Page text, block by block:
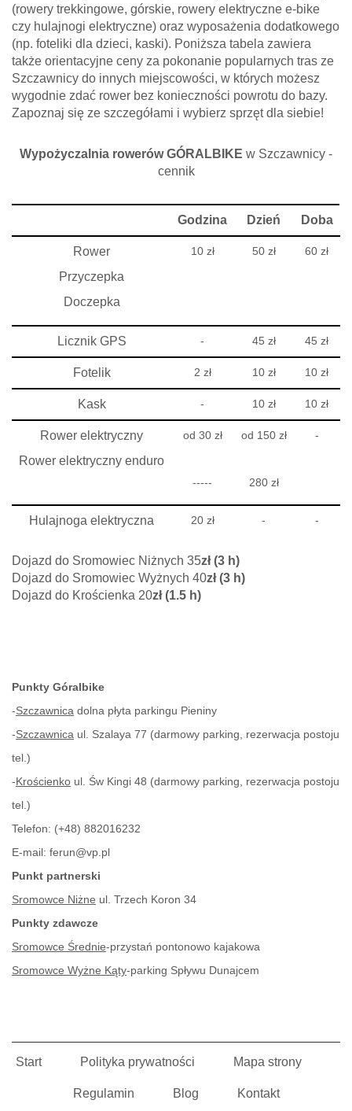
(rowery trekkingowe, górskie, rowery elektryczne e-bike
czy hulajnogi elektryczne) oraz wyposażenia dodatkowego
(np. foteliki dla dzieci, kaski). Poniższa tabela zawiera
także orientacyjne ceny za pokonanie popularnych tras ze
Szczawnicy do innych miejscowości, w których możesz
wygodnie zdać rower bez konieczności powrotu do bazy.
Zapoznaj się ze szczegółami i wybierz sprzęt dla siebie!
Wypożyczalnia rowerów GÓRALBIKE w Szczawnicy -
cennik
Godzina Dzień Doba
Rower
Przyczepka
Doczepka
10 zł 50 zł 60 zł
Licznik GPS - 45 zł 45 zł
Fotelik 2 zł 10 zł 10 zł
Kask - 10 zł 10 zł
Rower elektryczny
Rower elektryczny enduro
od 30 zł
-----
od 150 zł
280 zł
-
Hulajnoga elektryczna 20 zł - -
Dojazd do Sromowiec Niżnych 35zł (3 h)
Dojazd do Sromowiec Wyżnych 40zł (3 h)
Dojazd do Krościenka 20zł (1.5 h)
Punkty Góralbike
-Szczawnica dolna płyta parkingu Pieniny
-Szczawnica ul. Szalaya 77 (darmowy parking, rezerwacja postoju
tel.)
-Krościenko ul. Św Kingi 48 (darmowy parking, rezerwacja postoju
tel.)
Telefon: (+48) 882016232
E-mail: ferun@vp.pl
Punkt partnerski
Sromowce Niżne ul. Trzech Koron 34
Punkty zdawcze
Sromowce Średnie-przystań pontonowo kajakowa
Sromowce Wyżne Kąty-parking Spływu Dunajcem
Start Polityka prywatności Mapa strony
Regulamin Blog Kontakt